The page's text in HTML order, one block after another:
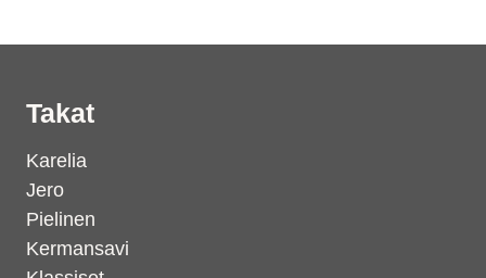
Takat
Karelia
Jero
Pielinen
Kermansavi